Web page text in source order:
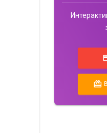
card_giftcard